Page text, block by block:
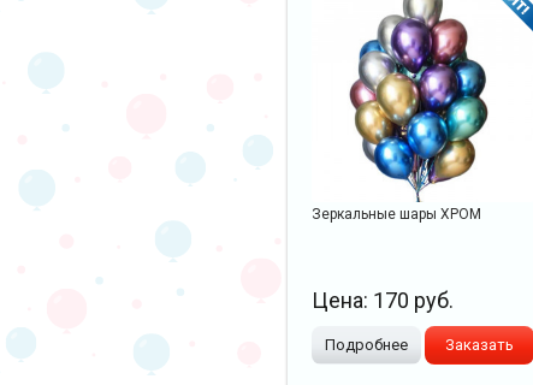
Зеркальные шары ХРОМ
Цена: 170 руб.
Подробнее Заказать